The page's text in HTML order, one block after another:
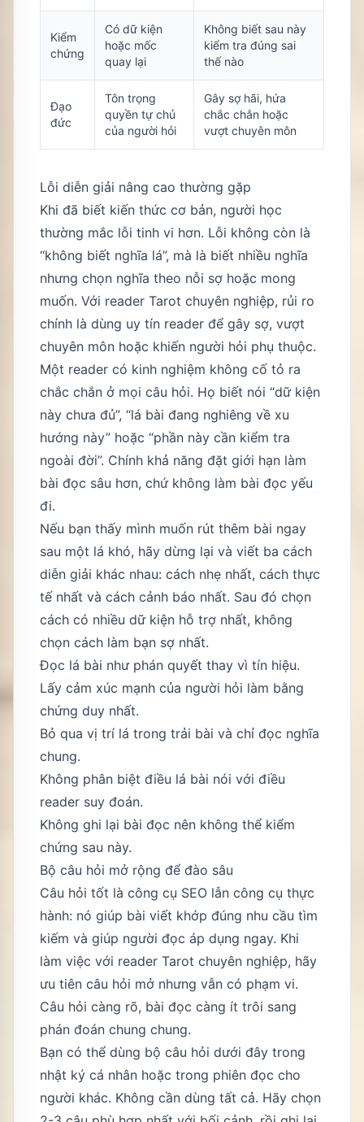
Kiểm
chứng
Có dữ kiện
hoặc mốc
quay lại
Không biết sau này
kiểm tra đúng sai
thế nào
Đạo
đức
Tôn trọng
quyền tự chủ
của người hỏi
Gây sợ hãi, hứa
chắc chắn hoặc
vượt chuyên môn
Lỗi diễn giải nâng cao thường gặp
Khi đã biết kiến thức cơ bản, người học
thường mắc lỗi tinh vi hơn. Lỗi không còn là
“không biết nghĩa lá”, mà là biết nhiều nghĩa
nhưng chọn nghĩa theo nỗi sợ hoặc mong
muốn. Với reader Tarot chuyên nghiệp, rủi ro
chính là dùng uy tín reader để gây sợ, vượt
chuyên môn hoặc khiến người hỏi phụ thuộc.
Một reader có kinh nghiệm không cố tỏ ra
chắc chắn ở mọi câu hỏi. Họ biết nói “dữ kiện
này chưa đủ”, “lá bài đang nghiêng về xu
hướng này” hoặc “phần này cần kiểm tra
ngoài đời”. Chính khả năng đặt giới hạn làm
bài đọc sâu hơn, chứ không làm bài đọc yếu
đi.
Nếu bạn thấy mình muốn rút thêm bài ngay
sau một lá khó, hãy dừng lại và viết ba cách
diễn giải khác nhau: cách nhẹ nhất, cách thực
tế nhất và cách cảnh báo nhất. Sau đó chọn
cách có nhiều dữ kiện hỗ trợ nhất, không
chọn cách làm bạn sợ nhất.
Đọc lá bài như phán quyết thay vì tín hiệu.
Lấy cảm xúc mạnh của người hỏi làm bằng
chứng duy nhất.
Bỏ qua vị trí lá trong trải bài và chỉ đọc nghĩa
chung.
Không phân biệt điều lá bài nói với điều
reader suy đoán.
Không ghi lại bài đọc nên không thể kiểm
chứng sau này.
Bộ câu hỏi mở rộng để đào sâu
Câu hỏi tốt là công cụ SEO lẫn công cụ thực
hành: nó giúp bài viết khớp đúng nhu cầu tìm
kiếm và giúp người đọc áp dụng ngay. Khi
làm việc với reader Tarot chuyên nghiệp, hãy
ưu tiên câu hỏi mở nhưng vẫn có phạm vi.
Câu hỏi càng rõ, bài đọc càng ít trôi sang
phán đoán chung chung.
Bạn có thể dùng bộ câu hỏi dưới đây trong
nhật ký cá nhân hoặc trong phiên đọc cho
người khác. Không cần dùng tất cả. Hãy chọn